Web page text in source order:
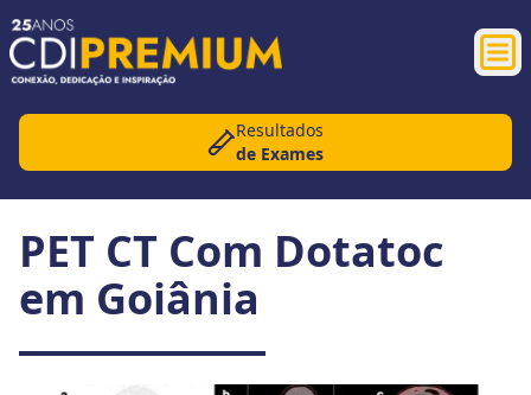
Resultados
de Exames
PET CT Com Dotatoc
em Goiânia